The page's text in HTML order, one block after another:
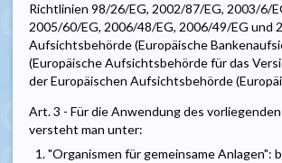
Richtlinien 98/26/EG, 2002/87/EG, 2003/6/
2005/60/EG, 2006/48/EG, 2006/49/EG und
Aufsichtsbehörde (Europäische
(Europäische Aufsichtsbehörde für das
der Europäischen Aufsichtsbehörde
Art. 3 - Für die Anwendung des
versteht man unter:
1. "Organismen für gemeinsame Anlagen":